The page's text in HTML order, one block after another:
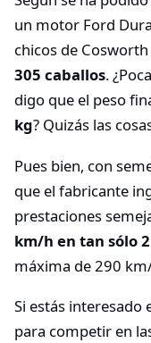
un motor Ford
chicos de
305 caballos.
digo que el peso
kg? Quizás las
Pues bien, con
que el fabricante
prestaciones
km/h en tan sólo
máxima de 290
Si estás interesado
para competir en